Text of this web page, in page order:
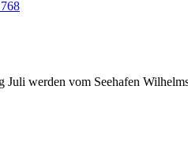
werden vom Seehafen